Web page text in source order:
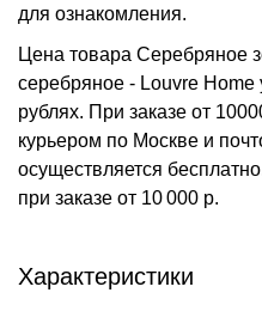
для ознакомления.
Цена товара Серебряное
серебряное - Louvre Home
рублях. При заказе от
курьером по Москве и
осуществляется
при заказе от 10 000 р.
Характеристики